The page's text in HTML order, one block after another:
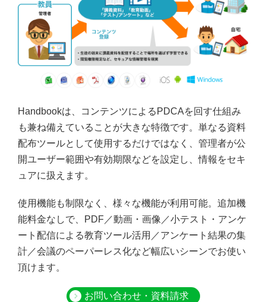
Handbookは、コンテンツによるPDCAを回す仕組み
も兼ね備えていることが大きな特徴です。単なる資料
配布ツールとして使用するだけではなく、管理者が公
開ユーザー範囲や有効期限などを設定し、情報をセキ
ュアに扱えます。
使用機能も制限なく、様々な機能が利用可能。追加機
能料金なしで、PDF／動画・画像／小テスト・アンケ
ート配信による教育ツール活用／アンケート結果の集
計／会議のペーパーレス化など幅広いシーンでお使い
頂けます。
お問い合わせ・資料請求